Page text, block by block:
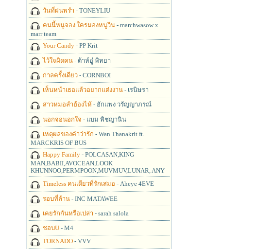
วันที่ฝนพรำ - TONEYLIU
คนนี้หนูจอง ใครมองหนูวีน- marchwasow x
marr team
Your Candy- PP Krit
ไว้ใจผิดคน- ต้าห์อู๋ พิทยา
กาลครั้งเดียว- CORNBOI
เห็นหน้าเธอแล้วอยากแต่งงาน- เรนิษรา
สาวหมอลำฮ้องไห้ - ฮักแพง วรัญญาภรณ์
นอกจอนอกใจ - แบม พิชญานิน
เหตุผลของคำว่ารัก - Wan Thanakrit ft.
MARCKRIS OF BUS
Happy Family- POLCASAN,KING
MAN,BABII,AVOCEAN,LOOK
KHUNNOO,PERMPOON,MUVMUV,LUNAR, ANY
Timeless คนเดียวที่รักเสมอ - Aheye 4EVE
รอบที่ล้าน- INC MATAWEE
เคยรักกันหรือเปล่า - sarah salola
ชอบU- M4
TORNADO- VVV